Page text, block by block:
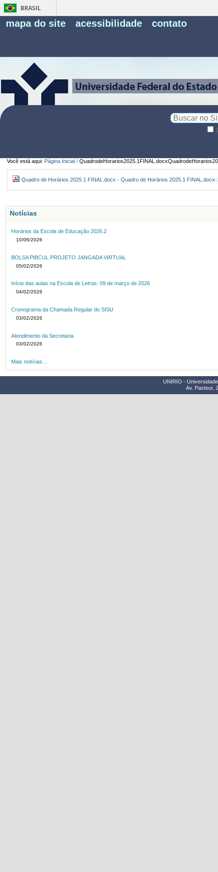
BRASIL
mapa do site acessibilidade contato
Você está aqui: Página Inicial /
Quadro de Horários 2025.1 FINAL.docx - Quadro de Horários 2025.1
Notícias
Horários da Escola de Educação 2026.2
10/06/2026
BOLSA PIBCUL PROJETO JANGADA VIRTUAL
05/02/2026
Início das aulas na Escola de Letras: 09 de março de 2026
04/02/2026
Cronograma da Chamada Regular do SISU
03/02/2026
Atendimento da Secretaria
03/02/2026
Mais notícias…
UNIRIO -
Av. Pasteur,